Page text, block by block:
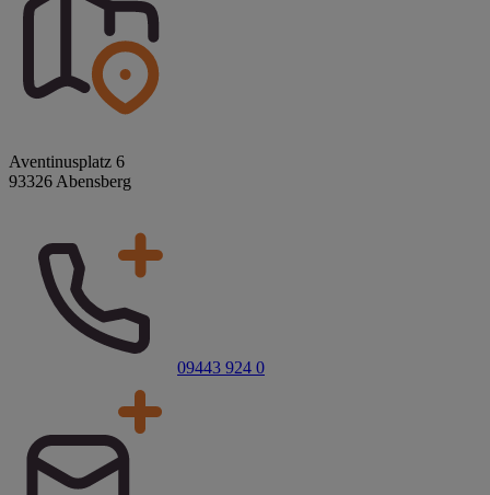
Aventinusplatz 6
93326 Abensberg
09443 924 0